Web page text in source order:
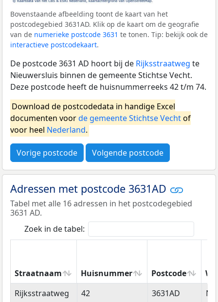
Bovenstaande afbeelding toont de kaart van het
postcodegebied 3631AD. Klik op de kaart om de geografie
van de numerieke postcode 3631 te tonen. Tip: bekijk ook de
interactieve postcodekaart.
De postcode 3631 AD hoort bij de Rijksstraatweg te
Nieuwersluis binnen de gemeente Stichtse Vecht.
Deze postcode heeft de huisnummerreeks 42 t/m 74.
Download de postcodedata in handige Excel
documenten voorde gemeente Stichtse Vechtof
voor heel Nederland.
Vorige postcode Volgende postcode
Adressen met postcode 3631AD
Tabel met alle 16 adressen in het postcodegebied
3631 AD.
Zoek in de tabel:
Straatnaam Huisnummer Postcode
Straatnaam
Huisnummer Postcode
Rijksstraatweg 42 3631AD